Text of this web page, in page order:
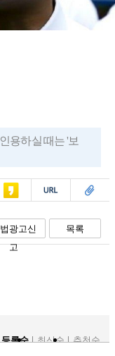
용하실 때는 '보
카스 복사 스크랩
광고신
고
목록
등록순
최신순 추천순